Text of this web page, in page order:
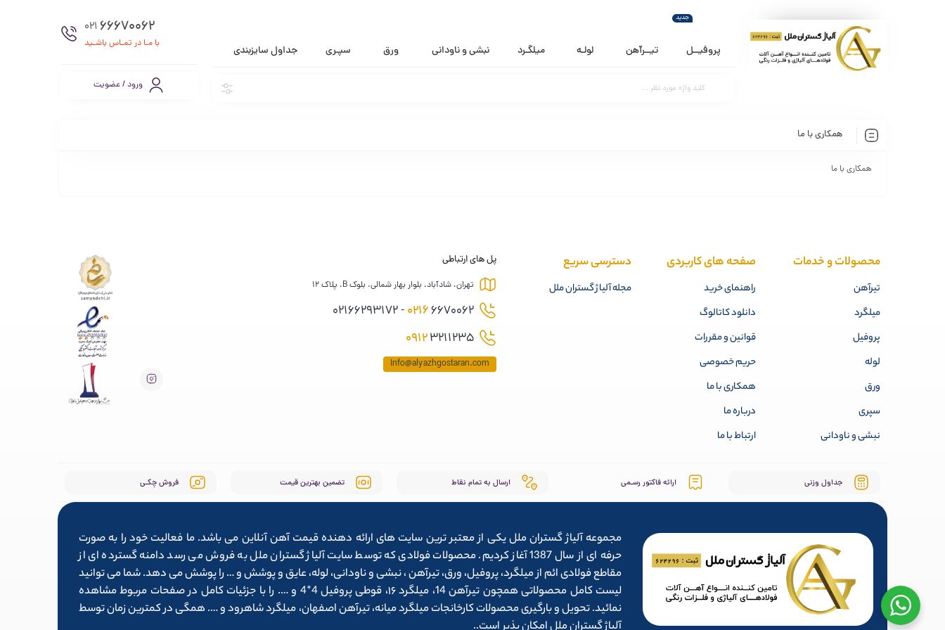
پروفیــل
جدید
تیــرآهن لولـه میلگـرد نبشی و ناودانی ورق سپـری جداول سایزبندی
66670062
021
با مـا در تمـاس باشـید
ورود / عضویت
همکاری با ما
همکاری با ما
محصولات و خدمات
تیرآهن
میلگرد
پروفیل
لوله
ورق
سپری
نبشی و ناودانی
صفحه های کاربردی
راهنمای خرید
دانلود کاتالوگ
قوانین و مقررات
حریم خصوصی
همکاری با ما
درباره ما
ارتباط با ما
دسترسی سریع
مجله آلیاژ گستران ملل
پل های ارتباطی
تهران، شادآباد، بلوار بهار شمالی، بلوک B، پلاک 12
02166670062 - 02166293172
09123211235
Info@alyazhgostaran.com
جداول وزنی ارائه فاکتور رسـمی ارسال به تمام نقاط تضمین بهترین قیمت فروش چکـی
مجموعه آلیاژ گستران ملل یکی از معتبر ترین سایت های ارائه دهنده قیمت آهن آنلاین می باشد. ما فعالیت خود را به صورت
حرفه ای از سال 1387 آغاز کردیم. محصولات فولادی که توسط سایت آلیاژ گستران ملل به فروش می رسد دامنه گسترده ای از
مقاطع فولادی ائم از میلگرد، پروفیل، ورق، تیرآهن ، نبشی و ناودانی، لوله، عایق و پوشش و … را پوشش می دهد. شما می توانید
لیست کامل محصولاتی همچون تیرآهن 14، میلگرد ۱۶، قوطی پروفیل 4*4 و …. را با جزئیات کامل در صفحات مربوط مشاهده
نمائید. تحویل و بارگیری محصولات کارخانجات میلگرد میانه، تیرآهن اصفهان، میلگرد شاهرود و …. همگی در کمترین زمان توسط